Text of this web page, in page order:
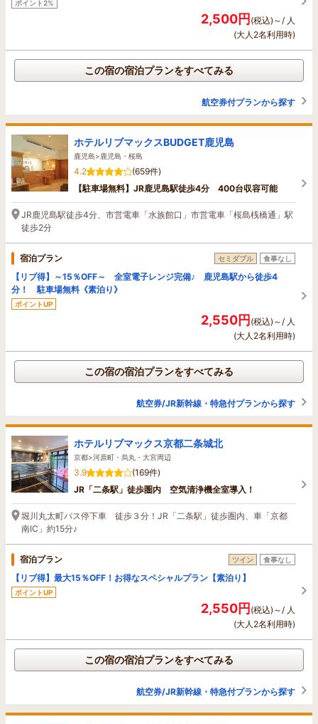
ポイント2%
2,500円(税込)～/ 人
(大人2名利用時)
この宿の宿泊プランをすべてみる
航空券付プランから探す
ホテルリブマックスBUDGET鹿児島
鹿児島>鹿児島・桜島
4.2
(659件)
【駐車場無料】JR鹿児島駅徒歩4分 400台収容可能
JR鹿児島駅徒歩4分、市営電車「水族館口」市営電車「桜島桟橋通」駅
徒歩2分
宿泊プラン セミダブル 食事なし
【リブ得】～15％OFF～ 全室電子レンジ完備♪ 鹿児島駅から徒歩4
分！ 駐車場無料《素泊り》
ポイントUP
2,550円(税込)～/ 人
(大人2名利用時)
この宿の宿泊プランをすべてみる
航空券/JR新幹線・特急付プランから探す
ホテルリブマックス京都二条城北
京都>河原町・烏丸・大宮周辺
3.9
(169件)
JR「二条駅」徒歩圏内 空気清浄機全室導入！
堀川丸太町バス停下車 徒歩３分！JR「二条駅」徒歩圏内、車「京都
南IC」約15分♪
宿泊プラン ツイン 食事なし
【リブ得】最大15％OFF！お得なスペシャルプラン【素泊り】
ポイントUP
2,550円(税込)～/ 人
(大人2名利用時)
この宿の宿泊プランをすべてみる
航空券/JR新幹線・特急付プランから探す